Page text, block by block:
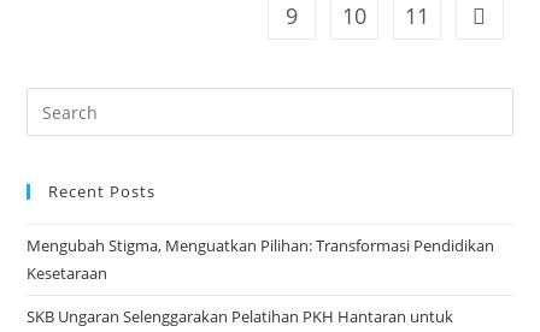
9
10 11 Go to
Search
for:
Recent Posts
Mengubah Stigma, Menguatkan Pilihan: Transformasi Pendidikan
Kesetaraan
SKB Ungaran Selenggarakan Pelatihan PKH Hantaran untuk